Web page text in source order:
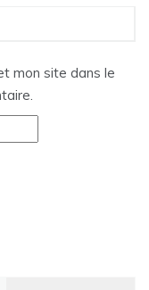
mon site dans le